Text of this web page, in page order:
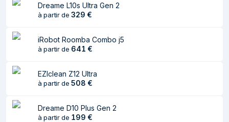
Dreame L10s Ultra Gen 2
à partir de 329 €
iRobot Roomba Combo j5
à partir de 641 €
EZIclean Z12 Ultra
à partir de 508 €
Dreame D10 Plus Gen 2
à partir de 199 €